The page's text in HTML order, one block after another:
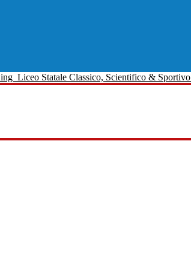
Liceo Statale Classico, Scientifico & Sportivo